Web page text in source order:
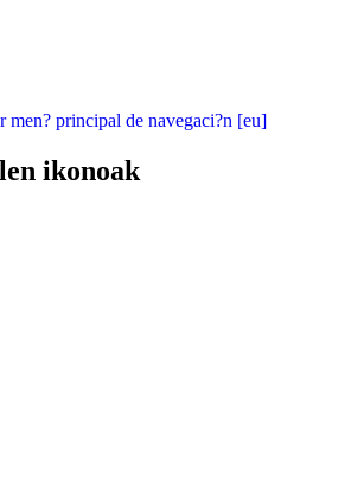
men? principal de navegaci?n [eu]
ikonoak